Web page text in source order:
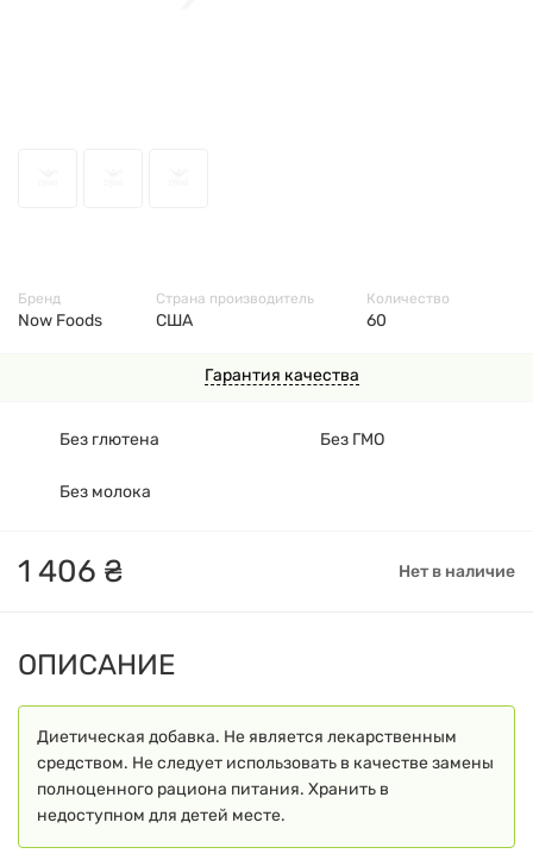
Гарантия качества
1 406 ₴ Нет в наличие
Без глютена Без ГМО
Без молока
Бренд
Now Foods
Страна производитель
США
Количество
60
ОПИСАНИЕ
Диетическая добавка. Не является лекарственным
средством. Не следует использовать в качестве замены
полноценного рациона питания. Хранить в
недоступном для детей месте.